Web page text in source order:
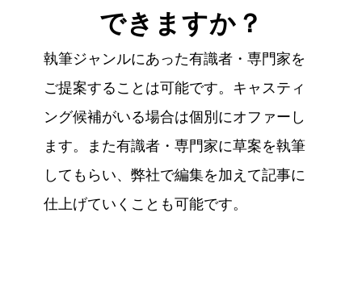
できますか？
執筆ジャンルにあった有識者・専門家を
ご提案することは可能です。キャスティ
ング候補がいる場合は個別にオファーし
ます。また有識者・専門家に草案を執筆
してもらい、弊社で編集を加えて記事に
仕上げていくことも可能です。